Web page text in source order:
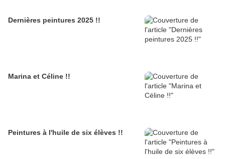
Dernières peintures 2025 !!
Marina et Céline !!
Peintures à l'huile de six élèves !!